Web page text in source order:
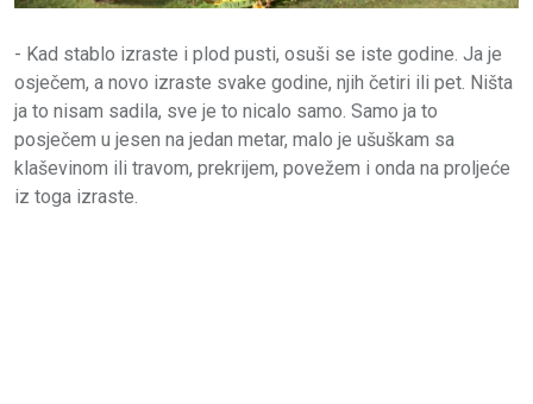
- Kad stablo izraste i plod pusti, osuši se iste godine. Ja je
osječem, a novo izraste svake godine, njih četiri ili pet. Ništa
ja to nisam sadila, sve je to nicalo samo. Samo ja to
posječem u jesen na jedan metar, malo je ušuškam sa
klaševinom ili travom, prekrijem, povežem i onda na proljeće
iz toga izraste.